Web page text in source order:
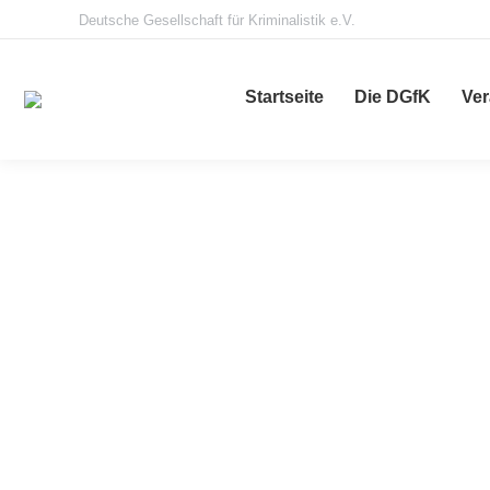
Deutsche Gesellschaft für Kriminalistik e.V.
Startseite Die DGfK